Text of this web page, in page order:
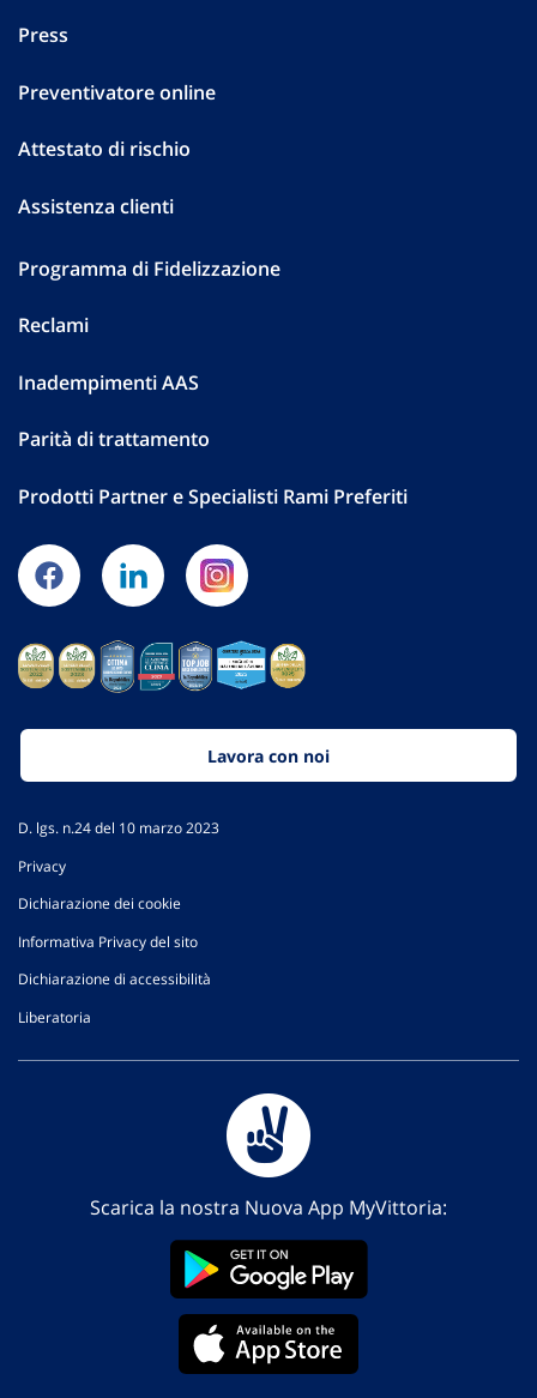
Press
Preventivatore online
Attestato di rischio
Assistenza clienti
Programma di Fidelizzazione
Reclami
Inadempimenti AAS
Parità di trattamento
Prodotti Partner e Specialisti Rami Preferiti
Lavora con noi
D. lgs. n.24 del 10 marzo 2023
Privacy
Dichiarazione dei cookie
Informativa Privacy del sito
Dichiarazione di accessibilità
Liberatoria
Scarica la nostra Nuova App MyVittoria: